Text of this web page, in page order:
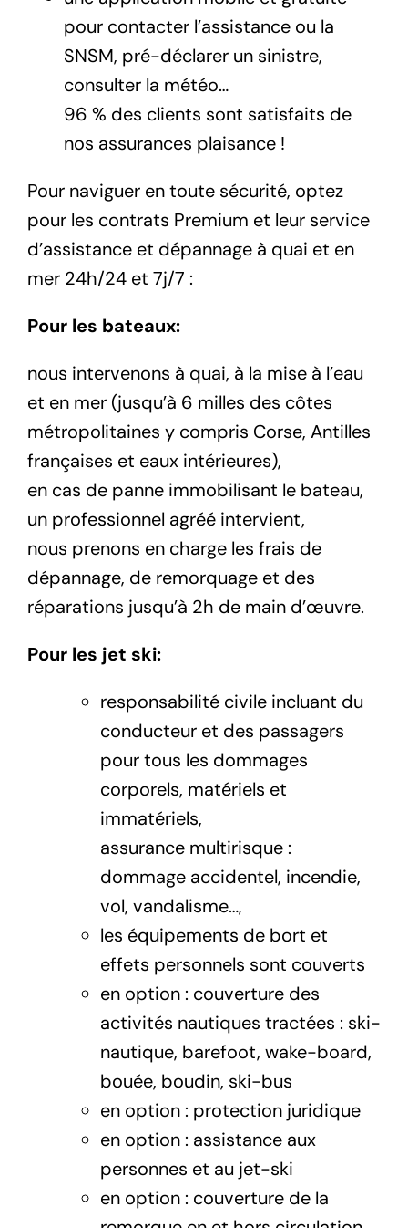
pour contacter l’assistance ou la
SNSM, pré-déclarer un sinistre,
consulter la météo…
96 % des clients sont satisfaits de
nos assurances plaisance !
Pour naviguer en toute sécurité, optez
pour les contrats Premium et leur service
d’assistance et dépannage à quai et en
mer 24h/24 et 7j/7 :
Pour les bateaux:
nous intervenons à quai, à la mise à l’eau
et en mer (jusqu’à 6 milles des côtes
métropolitaines y compris Corse, Antilles
françaises et eaux intérieures),
en cas de panne immobilisant le bateau,
un professionnel agréé intervient,
nous prenons en charge les frais de
dépannage, de remorquage et des
réparations jusqu’à 2h de main d’œuvre.
Pour les jet ski:
responsabilité civile incluant du
conducteur et des passagers
pour tous les dommages
corporels, matériels et
immatériels,
assurance multirisque :
dommage accidentel, incendie,
vol, vandalisme…,
les équipements de bort et
effets personnels sont couverts
en option : couverture des
activités nautiques tractées : ski-
nautique, barefoot, wake-board,
bouée, boudin, ski-bus
en option : protection juridique
en option : assistance aux
personnes et au jet-ski
en option : couverture de la